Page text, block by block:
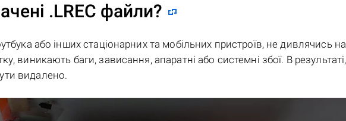
.LREC файли?
або інших стаціонарних та мобільних пристроїв, не дивлячись на
виникають баги, зависання, апаратні або системні збої. В результаті,
видалено.